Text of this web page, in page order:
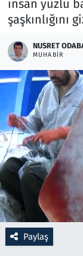
insan yüzlü
şaşkınlığını
NUSRET
MUHABIR
Paylaş
Lezzet
Oyun
Ramazan
Resmi
Rüya
Sağlık
Savunma